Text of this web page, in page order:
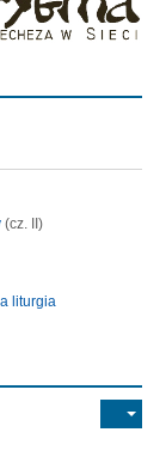
(cz. II)
liturgia